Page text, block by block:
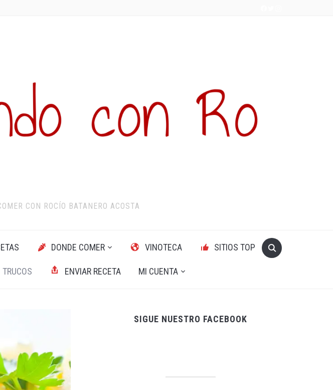
CON ROCÍO BATANERO ACOSTA
DONDE COMER VINOTECA SITIOS TOP
TRUCOS ENVIAR RECETA MI CUENTA
SIGUE NUESTRO FACEBOOK